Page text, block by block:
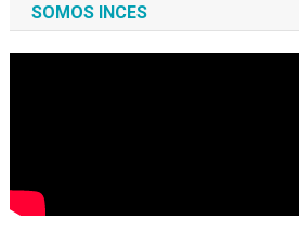
SOMOS INCES